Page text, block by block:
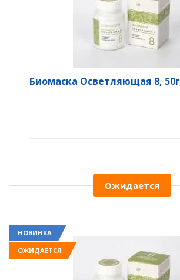
Биомаска Осветляющая 8, 50г
Ожидается
НОВИНКА
ОЖИДАЕТСЯ